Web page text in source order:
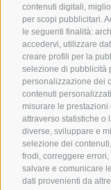
contenuti digitali,
per scopi pubblicitari.
le seguenti finalità:
accedervi, utilizzare
creare profili per la
selezione di pubblicità
personalizzazione dei
contenuti
misurare le
attraverso statistiche o
diverse, sviluppare e
selezione dei
frodi, correggere
salvare e comunicare
dati provenienti da
SIAMO PARTNER